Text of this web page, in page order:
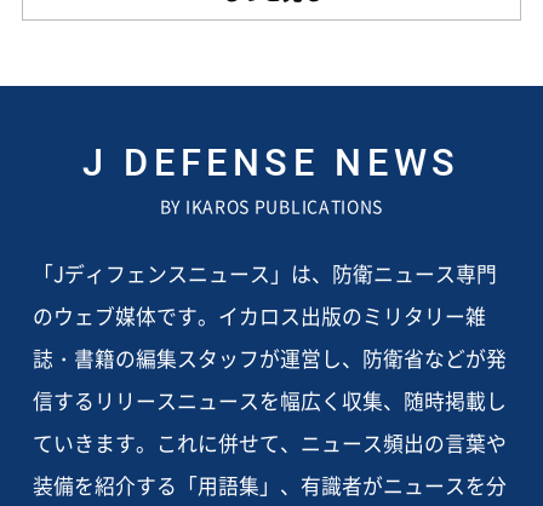
J DEFENSE NEWS
BY IKAROS PUBLICATIONS
「Jディフェンスニュース」は、防衛ニュース専門
のウェブ媒体です。イカロス出版のミリタリー雑
誌・書籍の編集スタッフが運営し、防衛省などが発
信するリリースニュースを幅広く収集、随時掲載し
ていきます。これに併せて、ニュース頻出の言葉や
装備を紹介する「用語集」、有識者がニュースを分